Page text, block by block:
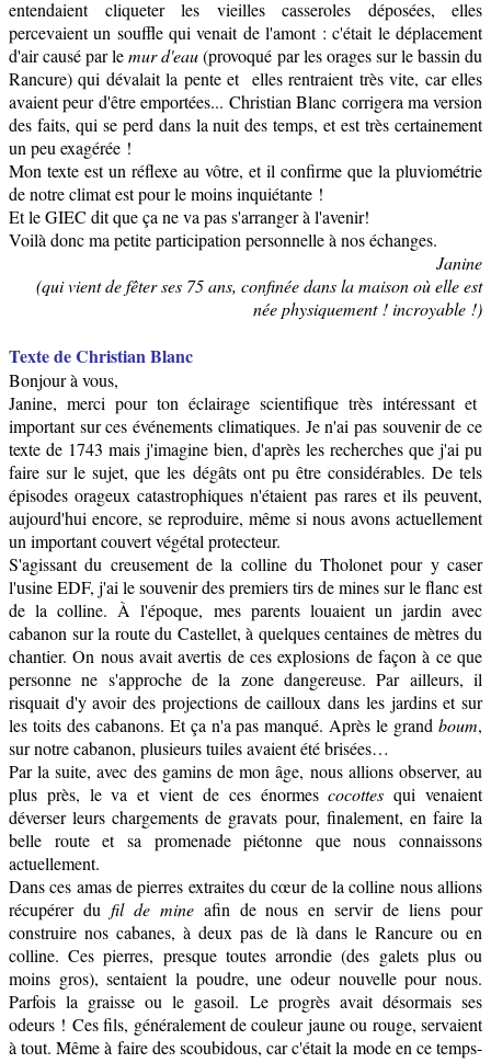
entendaient cliqueter les vieilles casseroles déposées, elles
percevaient un souffle qui venait de l'amont : c'était le déplacement
d'air causé par lemur d'eau(provoqué par les orages sur le bassin du
Rancure) qui dévalait la pente et elles rentraient très vite, car elles
avaient peur d'être emportées... Christian Blanc corrigera ma version
des faits, qui se perd dans la nuit des temps, et est très certainement
un peu exagérée !
Mon texte est un réflexe au vôtre, et il confirme que la pluviométrie
de notre climat est pour le moins inquiétante !
Et le GIEC dit que ça ne va pas s'arranger à l'avenir!
Voilà donc ma petite participation personnelle à nos échanges.
Janine
(qui vient de fêter ses 75 ans, confinée dans la maison où elle est
née physiquement ! incroyable !)
Texte de Christian Blanc
Bonjour à vous,
Janine, merci pour ton éclairage scientifique très intéressant et
important sur ces événements climatiques. Je n'ai pas souvenir de ce
texte de 1743 mais j'imagine bien, d'après les recherches que j'ai pu
faire sur le sujet, que les dégâts ont pu être considérables. De tels
épisodes orageux catastrophiques n'étaient pas rares et ils peuvent,
aujourd'hui encore, se reproduire, même si nous avons actuellement
un important couvert végétal protecteur.
S'agissant du creusement de la colline du Tholonet pour y caser
l'usine EDF, j'ai le souvenir des premiers tirs de mines sur le flanc est
de la colline. À l'époque, mes parents louaient un jardin avec
cabanon sur la route du Castellet, à quelques centaines de mètres du
chantier. On nous avait avertis de ces explosions de façon à ce que
personne ne s'approche de la zone dangereuse. Par ailleurs, il
risquait d'y avoir des projections de cailloux dans les jardins et sur
les toits des cabanons. Et ça n'a pas manqué. Après le grand boum,
sur notre cabanon, plusieurs tuiles avaient été brisées…
Par la suite, avec des gamins de mon âge, nous allions observer, au
plus près, le va et vient de ces énormescocottes qui venaient
déverser leurs chargements de gravats pour, finalement, en faire la
belle route et sa promenade piétonne que nous connaissons
actuellement.
Dans ces amas de pierres extraites du cœur de la colline nous allions
récupérer du fil de mineafin de nous en servir de liens pour
construire nos cabanes, à deux pas de là dans le Rancure ou en
colline. Ces pierres, presque toutes arrondie (des galets plus ou
moins gros), sentaient la poudre, une odeur nouvelle pour nous.
Parfois la graisse ou le gasoil. Le progrès avait désormais ses
odeurs ! Ces fils, généralement de couleur jaune ou rouge, servaient
à tout. Même à faire des scoubidous, car c'était la mode en ce temps-